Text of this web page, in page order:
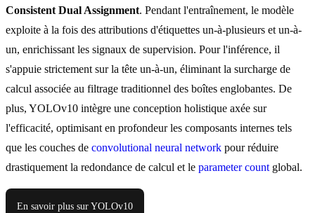
Consistent Dual Assignment. Pendant l'entraînement, le modèle
exploite à la fois des attributions d'étiquettes un-à-plusieurs et un-à-
un, enrichissant les signaux de supervision. Pour l'inférence, il
s'appuie strictement sur la tête un-à-un, éliminant la surcharge de
calcul associée au filtrage traditionnel des boîtes englobantes. De
plus, YOLOv10 intègre une conception holistique axée sur
l'efficacité, optimisant en profondeur les composants internes tels
que les couches de convolutional neural network pour réduire
drastiquement la redondance de calcul et le parameter count global.
En savoir plus sur YOLOv10